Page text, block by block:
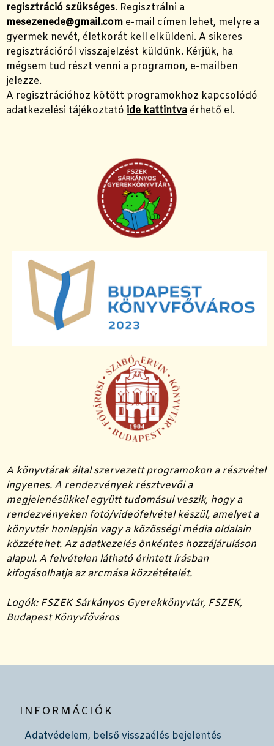
regisztráció szükséges. Regisztrálni a
mesezenede@gmail.com e-mail címen lehet, melyre a
gyermek nevét, életkorát kell elküldeni. A sikeres
regisztrációról visszajelzést küldünk. Kérjük, ha
mégsem tud részt venni a programon, e-mailben
jelezze.
A regisztrációhoz kötött programokhoz kapcsolódó
adatkezelési tájékoztató ide kattintva érhető el.
A könyvtárak által szervezett programokon a részvétel
ingyenes. A rendezvények résztvevői a
megjelenésükkel együtt tudomásul veszik, hogy a
rendezvényeken fotó/videófelvétel készül, amelyet a
könyvtár honlapján vagy a közösségi média oldalain
közzétehet. Az adatkezelés önkéntes hozzájáruláson
alapul. A felvételen látható érintett írásban
kifogásolhatja az arcmása közzétételét.
Logók: FSZEK Sárkányos Gyerekkönyvtár, FSZEK,
Budapest Könyvfőváros
INFORMÁCIÓK
Adatvédelem, belső visszaélés bejelentés